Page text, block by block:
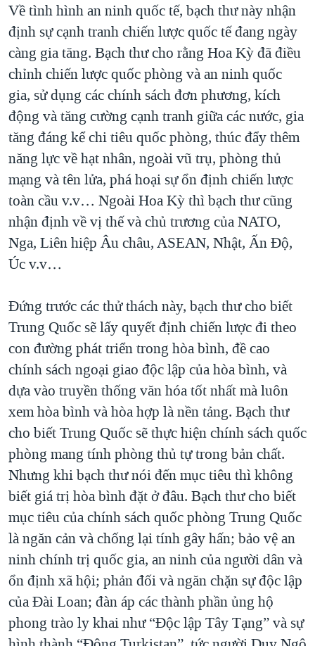
Về tình hình an ninh quốc tế, bạch thư này nhận
định sự cạnh tranh chiến lược quốc tế đang ngày
càng gia tăng. Bạch thư cho rằng Hoa Kỳ đã điều
chỉnh chiến lược quốc phòng và an ninh quốc
gia, sử dụng các chính sách đơn phương, kích
động và tăng cường cạnh tranh giữa các nước, gia
tăng đáng kể chi tiêu quốc phòng, thúc đẩy thêm
năng lực về hạt nhân, ngoài vũ trụ, phòng thủ
mạng và tên lửa, phá hoại sự ổn định chiến lược
toàn cầu v.v… Ngoài Hoa Kỳ thì bạch thư cũng
nhận định về vị thế và chủ trương của NATO,
Nga, Liên hiệp Âu châu, ASEAN, Nhật, Ấn Độ,
Úc v.v…
Đứng trước các thử thách này, bạch thư cho biết
Trung Quốc sẽ lấy quyết định chiến lược đi theo
con đường phát triển trong hòa bình, đề cao
chính sách ngoại giao độc lập của hòa bình, và
dựa vào truyền thống văn hóa tốt nhất mà luôn
xem hòa bình và hòa hợp là nền tảng. Bạch thư
cho biết Trung Quốc sẽ thực hiện chính sách quốc
phòng mang tính phòng thủ tự trong bản chất.
Nhưng khi bạch thư nói đến mục tiêu thì không
biết giá trị hòa bình đặt ở đâu. Bạch thư cho biết
mục tiêu của chính sách quốc phòng Trung Quốc
là ngăn cản và chống lại tính gây hấn; bảo vệ an
ninh chính trị quốc gia, an ninh của người dân và
ổn định xã hội; phản đối và ngăn chặn sự độc lập
của Đài Loan; đàn áp các thành phần ủng hộ
phong trào ly khai như “Độc lập Tây Tạng” và sự